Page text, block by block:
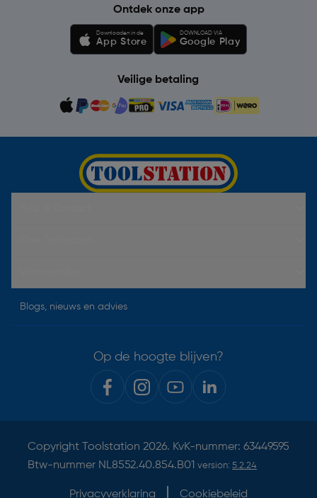
Ontdek onze app
Downloaden in de
App Store
DOWNLOAD VIA
Google Play
Veilige betaling
Blogs, nieuws en advies
Op de hoogte blijven?
Copyright Toolstation 2026. KvK-nummer: 63449595
Btw-nummer NL8552.40.854.B01 version: 5.2.24
Privacyverklaring Cookiebeleid